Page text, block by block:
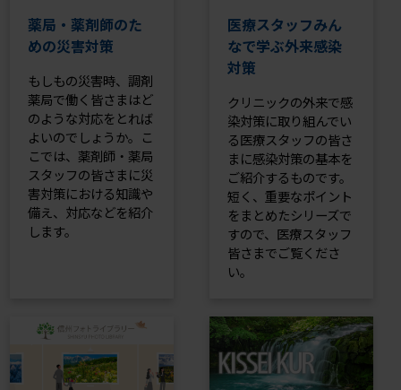
薬局・薬剤師のた
めの災害対策
もしもの災害時、調剤
薬局で働く皆さまはど
のような対応をとれば
よいのでしょうか。こ
こでは、薬剤師・薬局
スタッフの皆さまに災
害対策における知識や
備え、対応などを紹介
します。
医療スタッフみん
なで学ぶ外来感染
対策
クリニックの外来で感
染対策に取り組んでい
る医療スタッフの皆さ
まに感染対策の基本を
ご紹介するものです。
短く、重要なポイント
をまとめたシリーズで
すので、医療スタッフ
皆さまでご覧くださ
い。